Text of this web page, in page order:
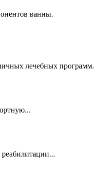
ванны.
лечебных программ.